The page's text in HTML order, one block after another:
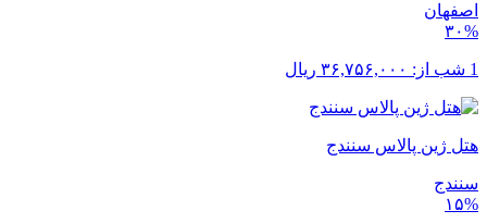
اصفهان
۳۰%
1 شب از: ۳۶,۷۵۶,۰۰۰ ریال
هتل ژین پالاس سنندج
سنندج
۱۵%